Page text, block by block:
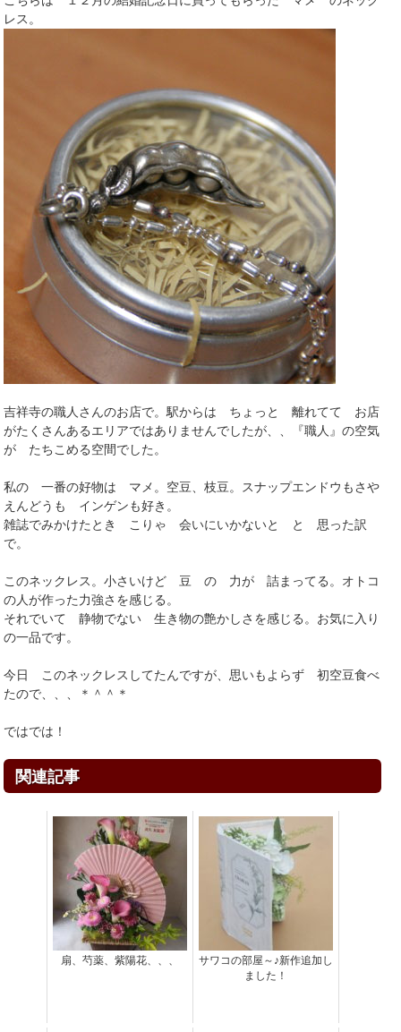
レス。
吉祥寺の職人さんのお店で。駅からは ちょっと 離れてて お店
がたくさんあるエリアではありませんでしたが、、『職人』の空気
が たちこめる空間でした。
私の 一番の好物は マメ。空豆、枝豆。スナップエンドウもさや
えんどうも インゲンも好き。
雑誌でみかけたとき こりゃ 会いにいかないと と 思った訳
で。
このネックレス。小さいけど 豆 の 力が 詰まってる。オトコ
の人が作った力強さを感じる。
それでいて 静物でない 生き物の艶かしさを感じる。お気に入り
の一品です。
今日 このネックレスしてたんですが、思いもよらず 初空豆食べ
たので、、、＊＾＾＊
ではでは！
関連記事
扇、芍薬、紫陽花、、、
サワコの部屋～♪新作追加し
ました！